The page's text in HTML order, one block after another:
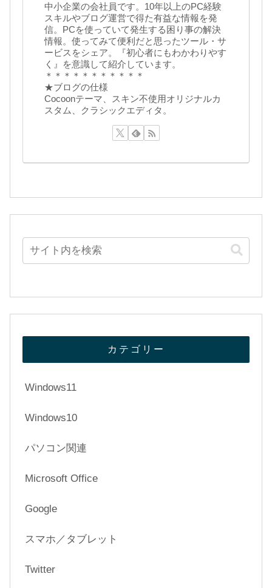
中小企業の会社員です。10年以上のPC経験
スキルやブログ運営で得た有益な情報を発
信。PCを使っていて発生する困り事の解決
情報。使ってみて便利だと思ったツール・サ
ービスをシェア。『初心者にもわかわりやす
く』を意識して紹介しています。
＊＊＊＊＊＊＊＊＊＊＊
★ブログの仕様
Cocoonテーマ、スキン不使用オリジナルカ
スタム、クラシックエディタ。
カテゴリー
Windows11
Windows10
パソコン関連
Microsoft Office
Google
スマホ／タブレット
Twitter